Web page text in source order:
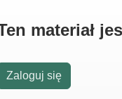
materiał
Zaloguj się